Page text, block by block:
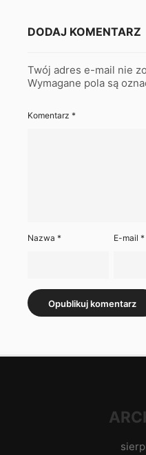
DODAJ KOMENTARZ
Twój adres e-mail nie
Wymagane pola są
Komentarz *
Nazwa * E-mail*